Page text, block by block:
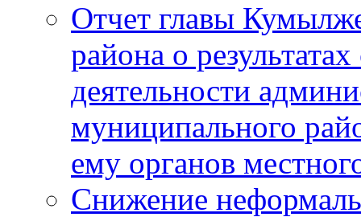
Отчет главы
района о
деятельности
муниципального
ему органов
Снижение